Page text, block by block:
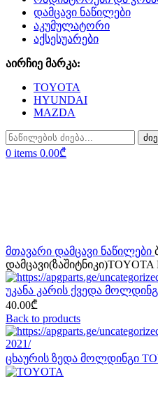
დამცავი ნაწილები
აკუმულატორი
აქსესუარები
აირჩიე მარკა:
TOYOTA
HYUNDAI
MAZDA
0 items 0.00₾
მთავარი დამცავი ნაწილები
დამცავი(ზაშიტნიკი)TOYOTA
უკანა კარის ქვედა
40.00₾
Back to products
ცხაურის ზედა მოლდინგი